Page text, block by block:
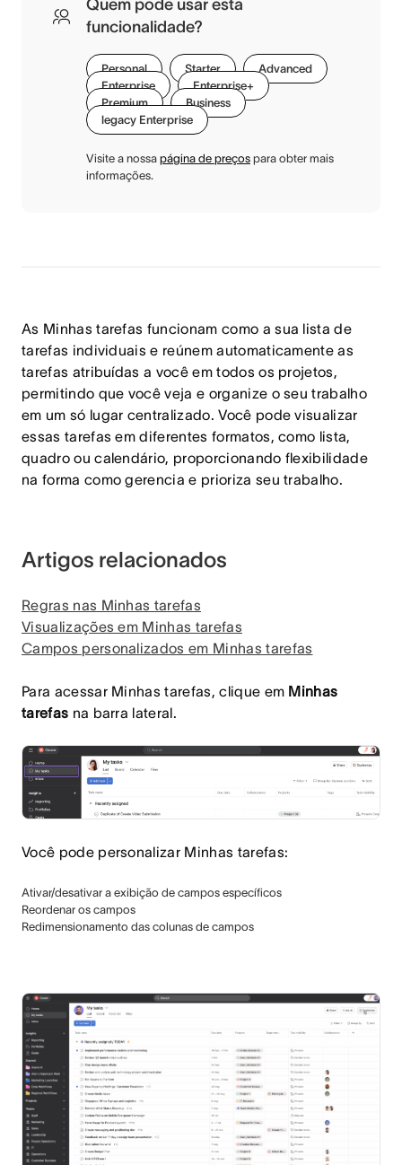
Quem pode usar esta
funcionalidade?
Personal Starter
Advanced
Enterprise
Enterprise+
Premium
Business
legacy Enterprise
Visite a nossa página de preços para obter mais
informações.
As Minhas tarefas funcionam como a sua lista de
tarefas individuais e reúnem automaticamente as
tarefas atribuídas a você em todos os projetos,
permitindo que você veja e organize o seu trabalho
em um só lugar centralizado. Você pode visualizar
essas tarefas em diferentes formatos, como lista,
quadro ou calendário, proporcionando flexibilidade
na forma como gerencia e prioriza seu trabalho.
Artigos relacionados
Regras nas Minhas tarefas
Visualizações em Minhas tarefas
Campos personalizados em Minhas tarefas
Para acessar Minhas tarefas, clique em Minhas
tarefas na barra lateral.
Você pode personalizar Minhas tarefas:
Ativar/desativar a exibição de campos específicos
Reordenar os campos
Redimensionamento das colunas de campos